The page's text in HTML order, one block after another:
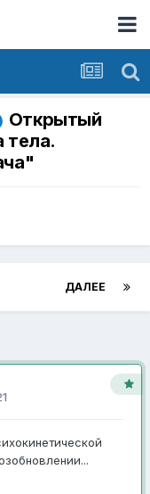
Открытый
тела.
ДАЛЕЕ